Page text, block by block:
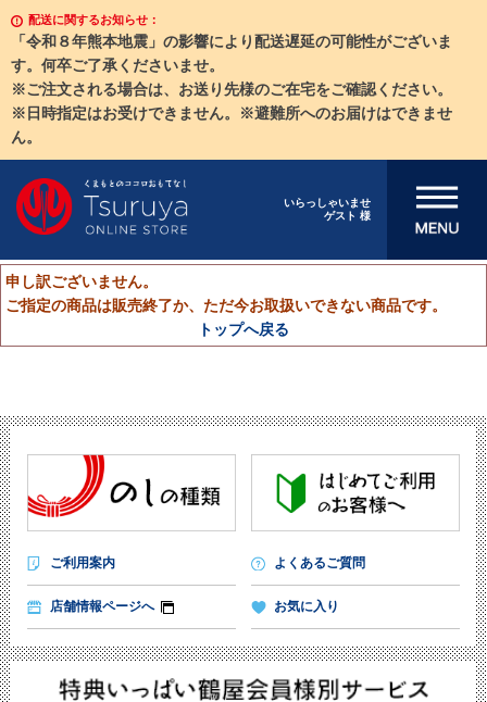
配送に関するお知らせ：
「令和８年熊本地震」の影響により配送遅延の可能性がございま
す。何卒ご了承くださいませ。
※ご注文される場合は、お送り先様のご在宅をご確認ください。
※日時指定はお受けできません。※避難所へのお届けはできませ
ん。
いらっしゃいませ
ゲスト 様
メニューを開
申し訳ございません。
ご指定の商品は販売終了か、ただ今お取扱いできない商品です。
トップへ戻る
ご利用案内 よくあるご質問
店舗情報ページへ お気に入り